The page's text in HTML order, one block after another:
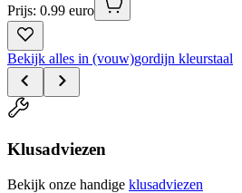
Prijs: 0.99 euro
Bekijk alles in (vouw)gordijn kleurstaal
Klusadviezen
Bekijk onze handige klusadviezen